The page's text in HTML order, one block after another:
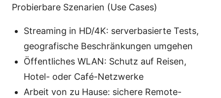
Probierbare Szenarien (Use Cases)
Streaming in HD/4K: serverbasierte Tests,
geografische Beschränkungen umgehen
Öffentliches WLAN: Schutz auf Reisen,
Hotel- oder Café-Netzwerke
Arbeit von zu Hause: sichere Remote-